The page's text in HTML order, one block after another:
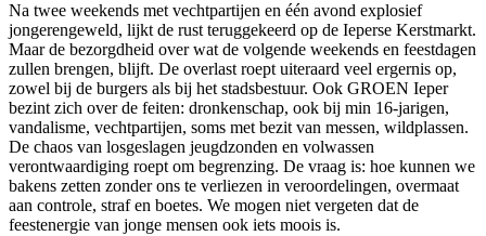
Na twee weekends met vechtpartijen en één avond explosief
jongerengeweld, lijkt de rust teruggekeerd op de Ieperse Kerstmarkt.
Maar de bezorgdheid over wat de volgende weekends en feestdagen
zullen brengen, blijft. De overlast roept uiteraard veel ergernis op,
zowel bij de burgers als bij het stadsbestuur. Ook GROEN Ieper
bezint zich over de feiten: dronkenschap, ook bij min 16-jarigen,
vandalisme, vechtpartijen, soms met bezit van messen, wildplassen.
De chaos van losgeslagen jeugdzonden en volwassen
verontwaardiging roept om begrenzing. De vraag is: hoe kunnen we
bakens zetten zonder ons te verliezen in veroordelingen, overmaat
aan controle, straf en boetes. We mogen niet vergeten dat de
feestenergie van jonge mensen ook iets moois is.